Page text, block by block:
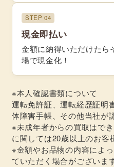
STEP 04
現金即払い
金額に納得いただけたら
場で現金化！
※本人確認書類について
運転免許証、運転経歴証明
体障害手帳、その他当社が
※未成年者からの買取はで
に関しては20歳以上のお客
※金額やお品物の内容によ
ていただく場合がございます